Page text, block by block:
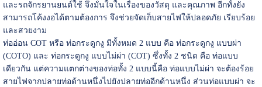
และรถจักรยานยนต์ใช้ จึงมั่นใจในเรื่องของวัสดุ และคุณภาพ อีกทั้งยัง
สามารถโค้งงอได้ตามต้องการ จึงช่วยจัดเก็บสายไฟให้ปลอดภัย เรียบร้อย
และสวยงาม
ท่ออ่อน COT หรือ ท่อกระดูกงู มีทั้งหมด 2 แบบ คือ ท่อกระดูกงู แบบผ่า
(COTO) และ ท่อกระดูกงู แบบไม่ผ่า (COT) ซึ่งทั้ง 2 ชนิด คือ ท่อแบบ
เดียวกัน แต่ความแตกต่างของท่อทั้ง 2 แบบนี้คือ ท่อแบบไม่ผ่า จะต้องร้อย
สายไฟจากปลายท่อด้านหนึ่งไปยังปลายท่ออีกด้านหนึ่ง ส่วนท่อแบบผ่า จะ